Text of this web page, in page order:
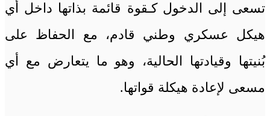
تسعى إلى الدخول كـقوة قائمة بذاتها داخل أي
هيكل عسكري وطني قادم، مع الحفاظ على
بُنيتها وقيادتها الحالية، وهو ما يتعارض مع أي
مسعى لإعادة هيكلة قواتها.